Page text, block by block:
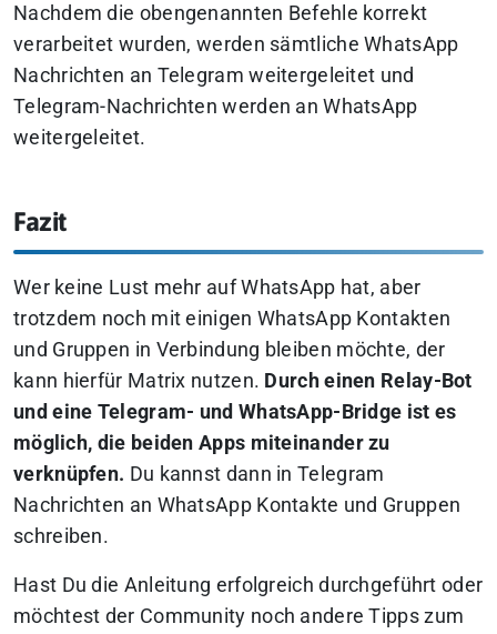
Nachdem die obengenannten Befehle korrekt
verarbeitet wurden, werden sämtliche WhatsApp
Nachrichten an Telegram weitergeleitet und
Telegram-Nachrichten werden an WhatsApp
weitergeleitet.
Fazit
Wer keine Lust mehr auf WhatsApp hat, aber
trotzdem noch mit einigen WhatsApp Kontakten
und Gruppen in Verbindung bleiben möchte, der
kann hierfür Matrix nutzen. Durch einen Relay-Bot
und eine Telegram- und WhatsApp-Bridge ist es
möglich, die beiden Apps miteinander zu
verknüpfen. Du kannst dann in Telegram
Nachrichten an WhatsApp Kontakte und Gruppen
schreiben.
Hast Du die Anleitung erfolgreich durchgeführt oder
möchtest der Community noch andere Tipps zum